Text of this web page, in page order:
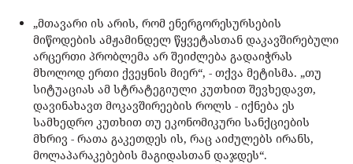
„მთავარი ის არის, რომ ენერგორესურსების
მიწოდების ამჟამინდელ წყვეტასთან დაკავშირებული
არცერთი პრობლემა არ შეიძლება გადაიჭრას
მხოლოდ ერთი ქვეყნის მიერ“, - თქვა მეტისმა. „თუ
სიტუაციას ამ სტრატეგიული კუთხით შევხედავთ,
დავინახავთ მოკავშირეების როლს - იქნება ეს
სამხედრო კუთხით თუ ეკონომიკური სანქციების
მხრივ - რათა გაკეთდეს ის, რაც აიძულებს ირანს,
მოლაპარაკებების მაგიდასთან დაჯდეს“.